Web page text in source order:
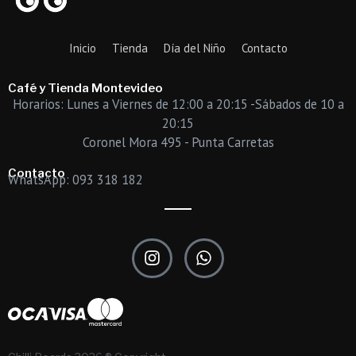
Inicio Tienda Día del Niño Contacto
Café y Tienda Montevideo
Horarios: Lunes a Viernes de 12:00 a 20:15 -Sábados de 10 a
20:15
Coronel Mora 495 - Punta Carretas
Contacto
WhatsApp: 093 318 182
I
n
s
W
h
a